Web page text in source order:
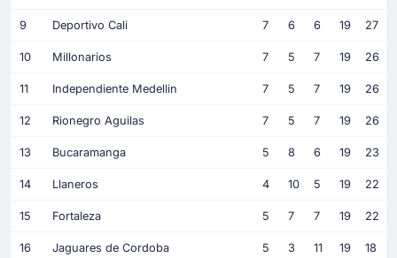
9 Deportivo Cali 7 6 6 19 27
10 Millonarios 7 5 7 19 26
11 Independiente Medellin 7 5 7 19 26
12 Rionegro Aguilas 7 5 7 19 26
13 Bucaramanga 5 8 6 19 23
14 Llaneros 4 10 5 19 22
15 Fortaleza 5 7 7 19 22
16 Jaguares de Cordoba 5 3 11 19 18